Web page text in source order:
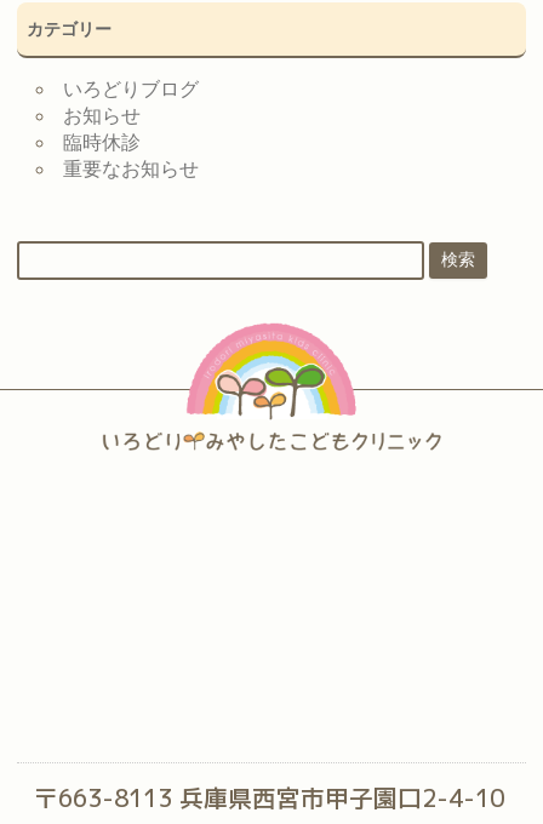
カテゴリー
いろどりブログ
お知らせ
臨時休診
重要なお知らせ
〒663-8113 兵庫県西宮市甲子園口2-4-10